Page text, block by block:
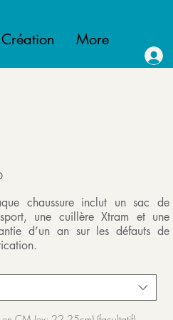
More
chaussure inclut un sac de
une cuillère Xtram et une
d’un an sur les défauts de